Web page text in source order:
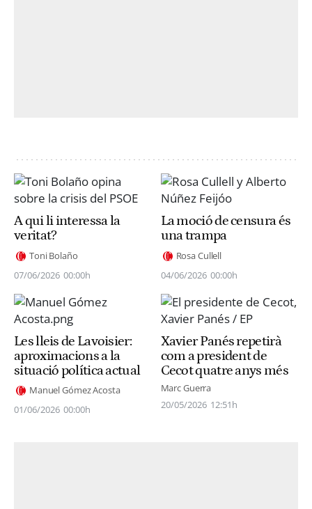
A qui li interessa la
veritat?
Toni Bolaño
07/06/2026 00:00h
La moció de censura és
una trampa
Rosa Cullell
04/06/2026 00:00h
Les lleis de Lavoisier:
aproximacions a la
situació política actual
Manuel Gómez Acosta
01/06/2026 00:00h
Xavier Panés repetirà
com a president de
Cecot quatre anys més
Marc Guerra
20/05/2026 12:51h